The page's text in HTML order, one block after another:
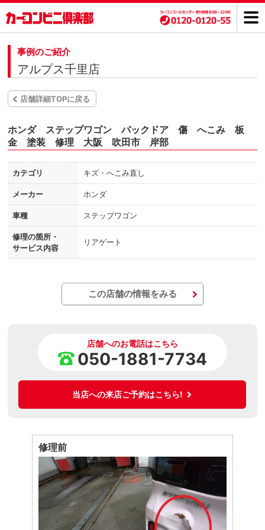
事例のご紹介
アルプス千里店
店舗詳細TOPに戻る
ホンダ ステップワゴン バックドア 傷 へこみ 板
金 塗装 修理 大阪 吹田市 岸部
カテゴリ キズ・へこみ直し
メーカー ホンダ
車種 ステップワゴン
修理の箇所・
サービス内容
リアゲート
この店舗の情報をみる
店舗へのお電話はこちら
050-1881-7734
当店への来店ご予約はこちら!
修理前